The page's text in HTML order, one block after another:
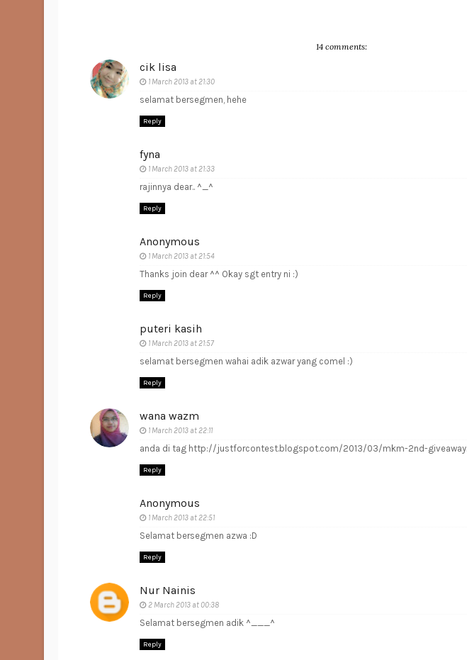
14 comments:
cik lisa
1 March 2013 at 21:30
selamat bersegmen, hehe
Reply
fyna
1 March 2013 at 21:33
rajinnya dear.. ^_^
Reply
Anonymous
1 March 2013 at 21:54
Thanks join dear ^^ Okay sgt entry ni :)
Reply
puteri kasih
1 March 2013 at 21:57
selamat bersegmen wahai adik azwar yang comel :)
Reply
wana wazm
1 March 2013 at 22:11
anda di tag http://justforcontest.blogspot.com/2013/03/mkm-2nd-
Reply
Anonymous
1 March 2013 at 22:51
Selamat bersegmen azwa :D
Reply
Nur Nainis
2 March 2013 at 00:38
Selamat bersegmen adik ^___^
Reply